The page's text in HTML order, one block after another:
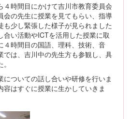
４時間目にかけて吉川市教育委員会
会の先生に授業を見てもらい、指導
も少し緊張した様子が見られました
合い活動やICTを活用した授業に取
４時間目の国語、理科、技術、音
では、吉川中の先生方も参観し、具
ついての話し合いや研修を行いま
容はすぐに授業に生かしていきま